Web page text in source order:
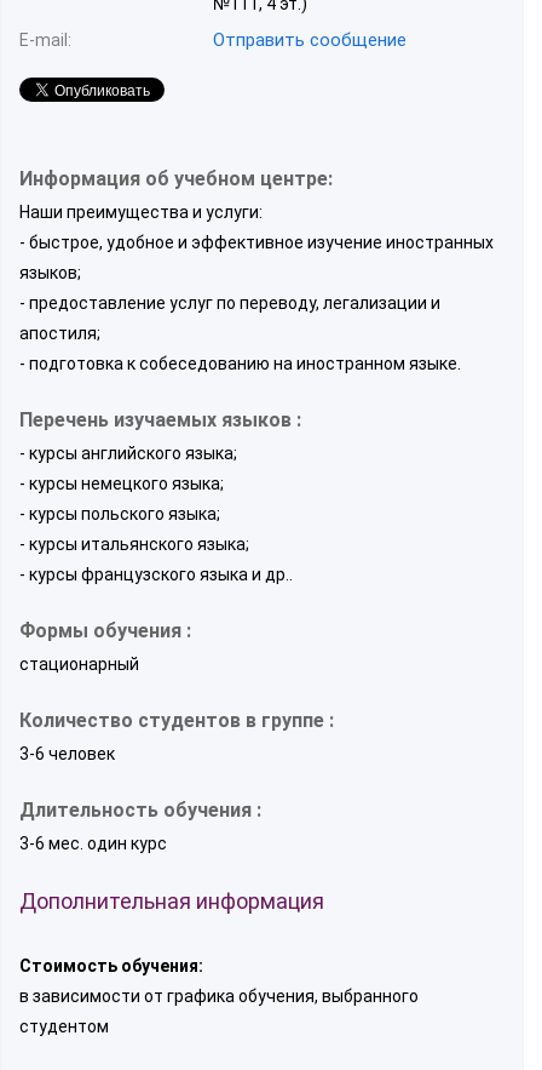
E-mail:
Отправить сообщение
Информация об учебном центре:
Наши преимущества и услуги:
- быстрое, удобное и эффективное изучение иностранных
языков;
- предоставление услуг по переводу, легализации и
апостиля;
- подготовка к собеседованию на иностранном языке.
Перечень изучаемых языков :
- курсы английского языка;
- курсы немецкого языка;
- курсы польского языка;
- курсы итальянского языка;
- курсы французского языка и др..
Формы обучения :
стационарный
Количество студентов в группе :
3-6 человек
Длительность обучения :
3-6 мес. один курс
Дополнительная информация
Стоимость обучения:
в зависимости от графика обучения, выбранного
студентом